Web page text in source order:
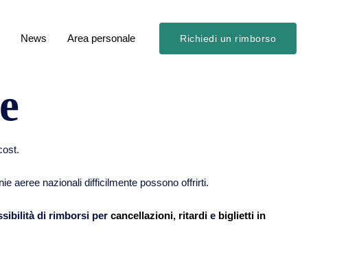
News Area personale Richiedi un rimborso
aeree nazionali difficilmente possono offrirti.
di rimborsi per cancellazioni, ritardi e biglietti in